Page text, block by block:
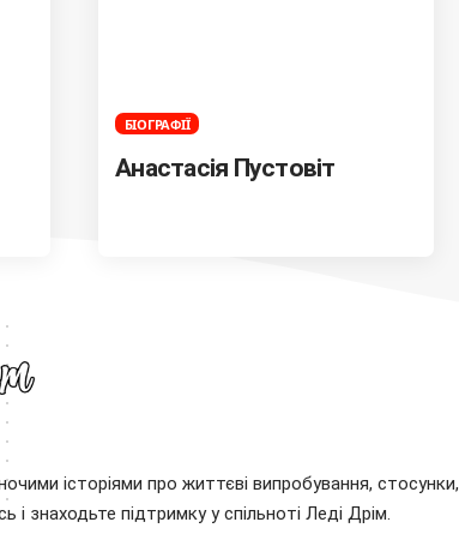
БІОГРАФІЇ
Анастасія Пустовіт
історіями про життєві випробування, стосунки,
і знаходьте підтримку у спільноті Леді Дрім.